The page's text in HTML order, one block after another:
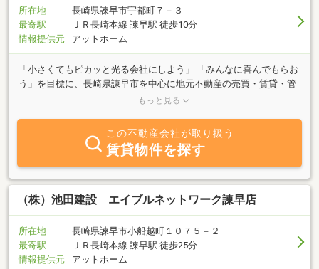
所在地
長崎県諫早市宇都町７－３
最寄駅
ＪＲ長崎本線 諫早駅 徒歩10分
情報提供元
アットホーム
「小さくてもピカッと光る会社にしよう」 「みんなに喜んでもらお
う」を目標に、長崎県諫早市を中心に地元不動産の売買・賃貸・管
理などのご紹介・ご提案をさせて頂いております。「売りたい」
方、不動産に関する質問は何でもお気軽にご相談ください。
もっと見る
この不動産会社が取り扱う
賃貸物件を探す
（株）池田建設 エイブルネットワーク諫早店
所在地
長崎県諫早市小船越町１０７５－２
最寄駅
ＪＲ長崎本線 諫早駅 徒歩25分
情報提供元
アットホーム